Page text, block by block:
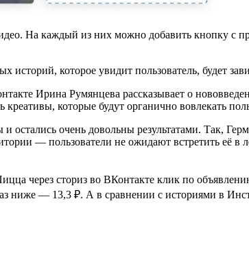
На каждый из них можно добавить кнопку с
которое увидит пользователь, будет
Ирина Румянцева рассказывает о
которые будут органично вовлекать
очень довольны результатами. Так,
— пользователи не ожидают встретить её в
через сториз во ВКонтакте клик по
ниже — 13,3 ₽. А в сравнении с историями в